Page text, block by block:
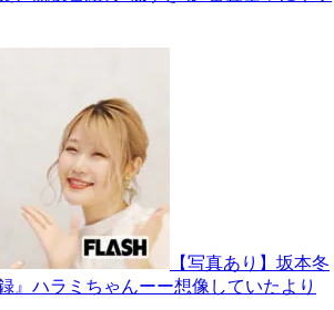
【写真あり】坂本冬
』ハラミちゃんーー想像していたより